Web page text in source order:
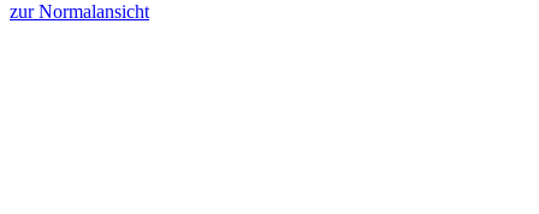
zur Normalansicht